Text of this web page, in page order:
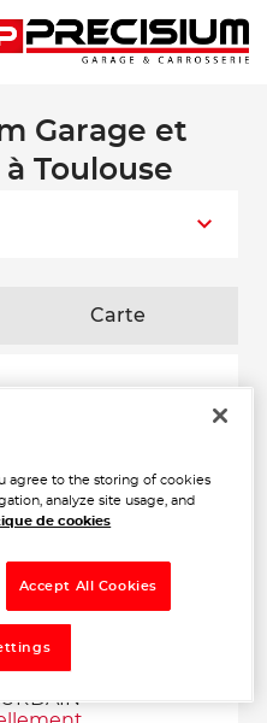
Garage et
Toulouse
Carte
GARONNE
RACING
agree to the storing of cookies
analyze site usage, and
de cookies
Accept All Cookies